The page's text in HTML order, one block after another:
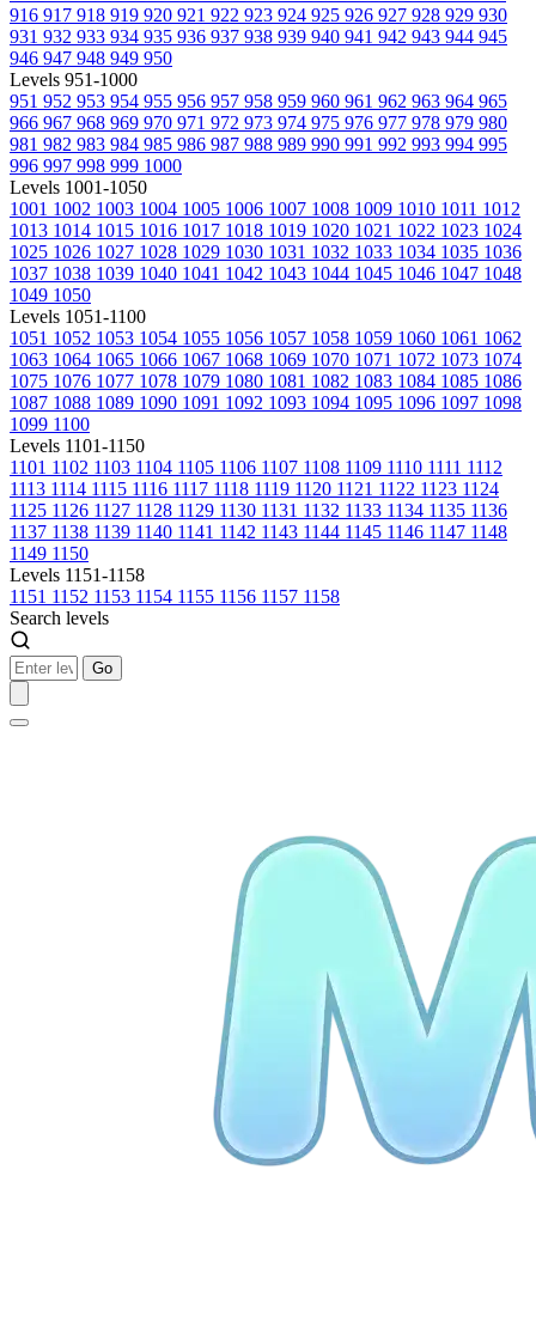
916 917 918 919 920 921 922 923 924 925 926 927 928 929 930
931 932 933 934 935 936 937 938 939 940 941 942 943 944 945
946 947 948 949 950
Levels 951-1000
951 952 953 954 955 956 957 958 959 960 961 962 963 964 965
966 967 968 969 970 971 972 973 974 975 976 977 978 979 980
981 982 983 984 985 986 987 988 989 990 991 992 993 994 995
996 997 998 999 1000
Levels 1001-1050
1001 1002 1003 1004 1005 1006 1007 1008 1009 1010 1011 1012
1013 1014 1015 1016 1017 1018 1019 1020 1021 1022 1023 1024
1025 1026 1027 1028 1029 1030 1031 1032 1033 1034 1035 1036
1037 1038 1039 1040 1041 1042 1043 1044 1045 1046 1047 1048
1049 1050
Levels 1051-1100
1051 1052 1053 1054 1055 1056 1057 1058 1059 1060 1061 1062
1063 1064 1065 1066 1067 1068 1069 1070 1071 1072 1073 1074
1075 1076 1077 1078 1079 1080 1081 1082 1083 1084 1085 1086
1087 1088 1089 1090 1091 1092 1093 1094 1095 1096 1097 1098
1099 1100
Levels 1101-1150
1101 1102 1103 1104 1105 1106 1107 1108 1109 1110 1111 1112
1113 1114 1115 1116 1117 1118 1119 1120 1121 1122 1123 1124
1125 1126 1127 1128 1129 1130 1131 1132 1133 1134 1135 1136
1137 1138 1139 1140 1141 1142 1143 1144 1145 1146 1147 1148
1149 1150
Levels 1151-1158
1151 1152 1153 1154 1155 1156 1157 1158
Search levels
Go